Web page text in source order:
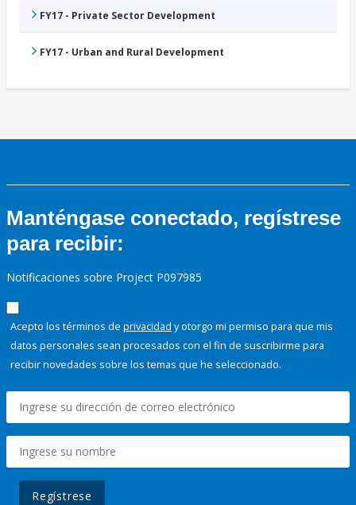
FY17 - Private Sector Development
FY17 - Urban and Rural Development
Manténgase conectado, regístrese
para recibir:
Notificaciones sobre Project P097985
Acepto los términos de privacidad y otorgo mi permiso para que mis
datos personales sean procesados con el fin de suscribirme para
recibir novedades sobre los temas que he seleccionado.
Regístrese